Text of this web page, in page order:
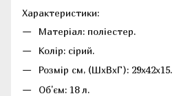
Характеристики:
Матеріал: поліестер.
Колір: сірий.
Розмір см, (ШхВхГ): 29х42х15.
Об'єм: 18 л.